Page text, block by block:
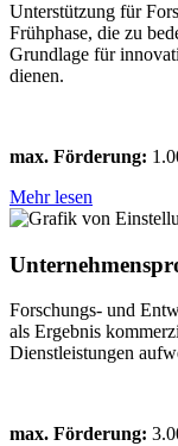
Unterstützung für
Frühphase, die zu
Grundlage für
dienen.
max. Förderung:
Mehr lesen
Forschungs- und
als Ergebnis
Dienstleistungen
max. Förderung: